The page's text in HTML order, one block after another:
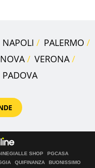
NAPOLI
PALERMO
VERONA
PADOVA
SHOP
PGCASA
QUIFINANZA
BUONISSIMO